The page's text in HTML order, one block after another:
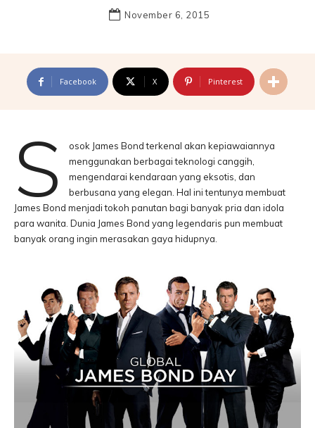
November 6, 2015
Facebook X Pinterest
S
osok James Bond terkenal akan kepiawaiannya
menggunakan berbagai teknologi canggih,
mengendarai kendaraan yang eksotis, dan
berbusana yang elegan. Hal ini tentunya membuat
James Bond menjadi tokoh panutan bagi banyak pria dan idola
para wanita. Dunia James Bond yang legendaris pun membuat
banyak orang ingin merasakan gaya hidupnya.